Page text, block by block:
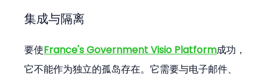
集成与隔离
要使France's Government Visio Platform成功，
它不能作为独立的孤岛存在。它需要与电子邮件、